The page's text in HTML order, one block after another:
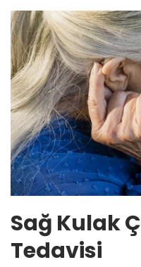
Sağ Kulak
Tedavisi